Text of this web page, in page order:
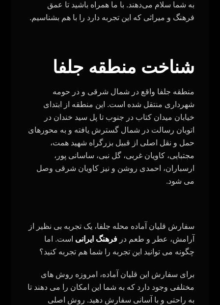
به شما سلام می‌دهند. با ما همراه باشید تا عمق
فرهنگ و میراثی که این تجربه دارد را با هم بشناسیم.
شناخت منطقه جلفا
منطقه جلفا واقع در شمال شرقی و در حومه
شهرداری منتقل شده است. این منطقه از ابتدای
خیابان میدان کتاب در جنوب تا پل سید خندان در
اتوبان رسالت در شمال گسترش یافته و به محورهای
حمل و نقل اصلی از قبیل بزرگراه شهید همت،
مجتبایی، کاویان غربی، گل‌ نبی، ساسانی‌ پور،
ارسباران، احمدی روشن و نیز کاویان شرقی وصل
می‌ شود.
سفارش قلیان آماده محله جلفا، یک تجربه بی‌ نظیر از
آرامش، عطر و طعم درفرهنگ ایرانی است. اما
چگونه می‌ توانید این تجربه را شما هم تجربه کنید؟
برای سفارش این قلیان آماده، امروزه روش‌ های
مختلفی وجود دارد که به شما این امکان را می‌ دهند تا
به راحتی و با آسانی سفارش دهید. روش اصلی